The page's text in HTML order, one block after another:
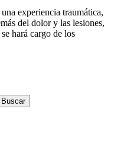
experiencia traumática,
del dolor y las lesiones,
hará cargo de los